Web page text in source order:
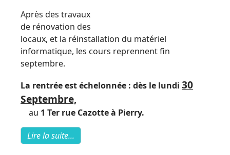
Après des travaux
de rénovation des
locaux, et la réinstallation du matériel
informatique, les cours reprennent fin
septembre.
La rentrée est échelonnée : dès le lundi 30
Septembre,
au 1 Ter rue Cazotte à Pierry.
Lire la suite...